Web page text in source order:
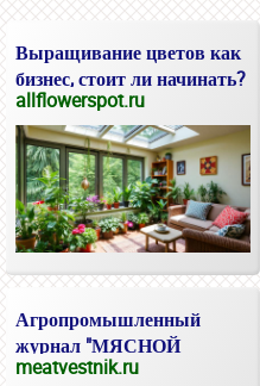
Выращивание цветов как
бизнес, стоит ли начинать?
allflowerspot.ru
Агропромышленный
журнал "МЯСНОЙ
ВЕСТНИК"
meatvestnik.ru